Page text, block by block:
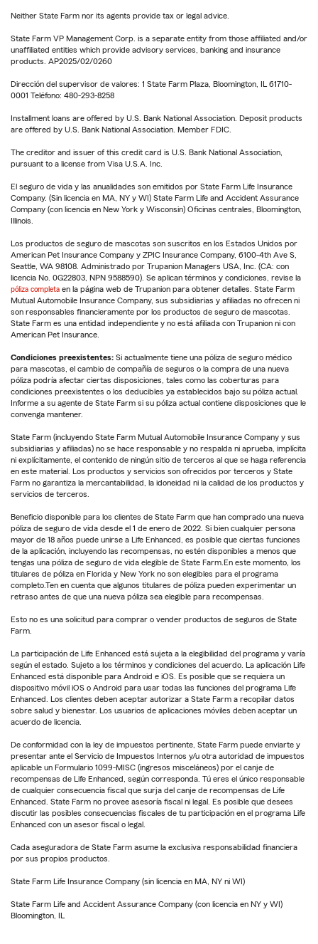
Neither State Farm nor its agents provide tax or legal advice.
State Farm VP Management Corp. is a separate entity from those affiliated and/or
unaffiliated entities which provide advisory services, banking and insurance
products. AP2025/02/0260
Dirección del supervisor de valores: 1 State Farm Plaza, Bloomington, IL 61710-
0001 Teléfono: 480-293-8258
Installment loans are offered by U.S. Bank National Association. Deposit products
are offered by U.S. Bank National Association. Member FDIC.
The creditor and issuer of this credit card is U.S. Bank National Association,
pursuant to a license from Visa U.S.A. Inc.
El seguro de vida y las anualidades son emitidos por State Farm Life Insurance
Company. (Sin licencia en MA, NY y WI) State Farm Life and Accident Assurance
Company (con licencia en New York y Wisconsin) Oficinas centrales, Bloomington,
Illinois.
Los productos de seguro de mascotas son suscritos en los Estados Unidos por
American Pet Insurance Company y ZPIC Insurance Company, 6100-4th Ave S,
Seattle, WA 98108. Administrado por Trupanion Managers USA, Inc. (CA: con
licencia No. 0G22803, NPN 9588590). Se aplican términos y condiciones, revise la
póliza completa en la página web de Trupanion para obtener detalles. State Farm
Mutual Automobile Insurance Company, sus subsidiarias y afiliadas no ofrecen ni
son responsables financieramente por los productos de seguro de mascotas.
State Farm es una entidad independiente y no está afiliada con Trupanion ni con
American Pet Insurance.
Condiciones preexistentes: Si actualmente tiene una póliza de seguro médico
para mascotas, el cambio de compañía de seguros o la compra de una nueva
póliza podría afectar ciertas disposiciones, tales como las coberturas para
condiciones preexistentes o los deducibles ya establecidos bajo su póliza actual.
Informe a su agente de State Farm si su póliza actual contiene disposiciones que le
convenga mantener.
State Farm (incluyendo State Farm Mutual Automobile Insurance Company y sus
subsidiarias y afiliadas) no se hace responsable y no respalda ni aprueba, implícita
ni explícitamente, el contenido de ningún sitio de terceros al que se haga referencia
en este material. Los productos y servicios son ofrecidos por terceros y State
Farm no garantiza la mercantabilidad, la idoneidad ni la calidad de los productos y
servicios de terceros.
Beneficio disponible para los clientes de State Farm que han comprado una nueva
póliza de seguro de vida desde el 1 de enero de 2022. Si bien cualquier persona
mayor de 18 años puede unirse a Life Enhanced, es posible que ciertas funciones
de la aplicación, incluyendo las recompensas, no estén disponibles a menos que
tengas una póliza de seguro de vida elegible de State Farm.En este momento, los
titulares de póliza en Florida y New York no son elegibles para el programa
completo.Ten en cuenta que algunos titulares de póliza pueden experimentar un
retraso antes de que una nueva póliza sea elegible para recompensas.
Esto no es una solicitud para comprar o vender productos de seguros de State
Farm.
La participación de Life Enhanced está sujeta a la elegibilidad del programa y varía
según el estado. Sujeto a los términos y condiciones del acuerdo. La aplicación Life
Enhanced está disponible para Android e iOS. Es posible que se requiera un
dispositivo móvil iOS o Android para usar todas las funciones del programa Life
Enhanced. Los clientes deben aceptar autorizar a State Farm a recopilar datos
sobre salud y bienestar. Los usuarios de aplicaciones móviles deben aceptar un
acuerdo de licencia.
De conformidad con la ley de impuestos pertinente, State Farm puede enviarte y
presentar ante el Servicio de Impuestos Internos y/u otra autoridad de impuestos
aplicable un Formulario 1099-MISC (ingresos misceláneos) por el canje de
recompensas de Life Enhanced, según corresponda. Tú eres el único responsable
de cualquier consecuencia fiscal que surja del canje de recompensas de Life
Enhanced. State Farm no provee asesoría fiscal ni legal. Es posible que desees
discutir las posibles consecuencias fiscales de tu participación en el programa Life
Enhanced con un asesor fiscal o legal.
Cada aseguradora de State Farm asume la exclusiva responsabilidad financiera
por sus propios productos.
State Farm Life Insurance Company (sin licencia en MA, NY ni WI)
State Farm Life and Accident Assurance Company (con licencia en NY y WI)
Bloomington, IL